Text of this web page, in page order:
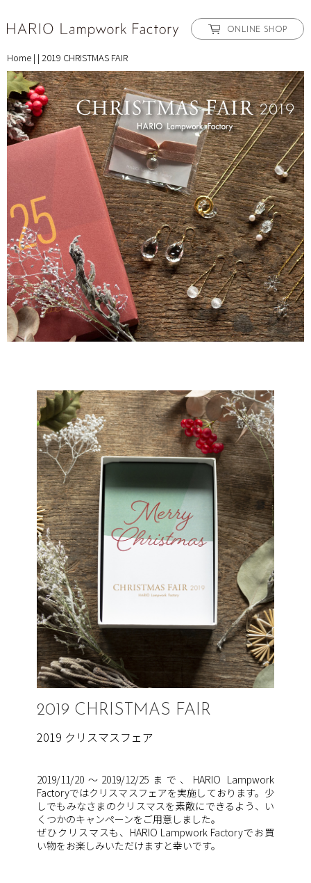
ONLINE SHOP
Home | | 2019 CHRISTMAS FAIR
2019 CHRISTMAS FAIR
2019 クリスマスフェア
2019/11/20〜2019/12/25まで、HARIO Lampwork
Factoryではクリスマスフェアを実施しております。少
しでもみなさまのクリスマスを素敵にできるよう、い
くつかのキャンペーンをご用意しました。
ぜひクリスマスも、HARIO Lampwork Factoryでお買
い物をお楽しみいただけますと幸いです。